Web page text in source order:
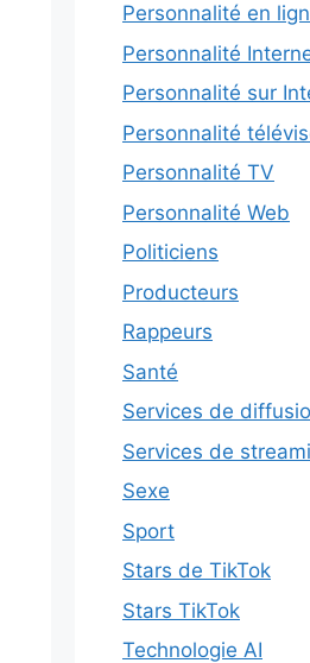
Personnalité en
Personnalité
Personnalité sur
Personnalité
Personnalité TV
Personnalité Web
Politiciens
Producteurs
Rappeurs
Santé
Services de
Services de
Sexe
Sport
Stars de TikTok
Stars TikTok
Technologie AI